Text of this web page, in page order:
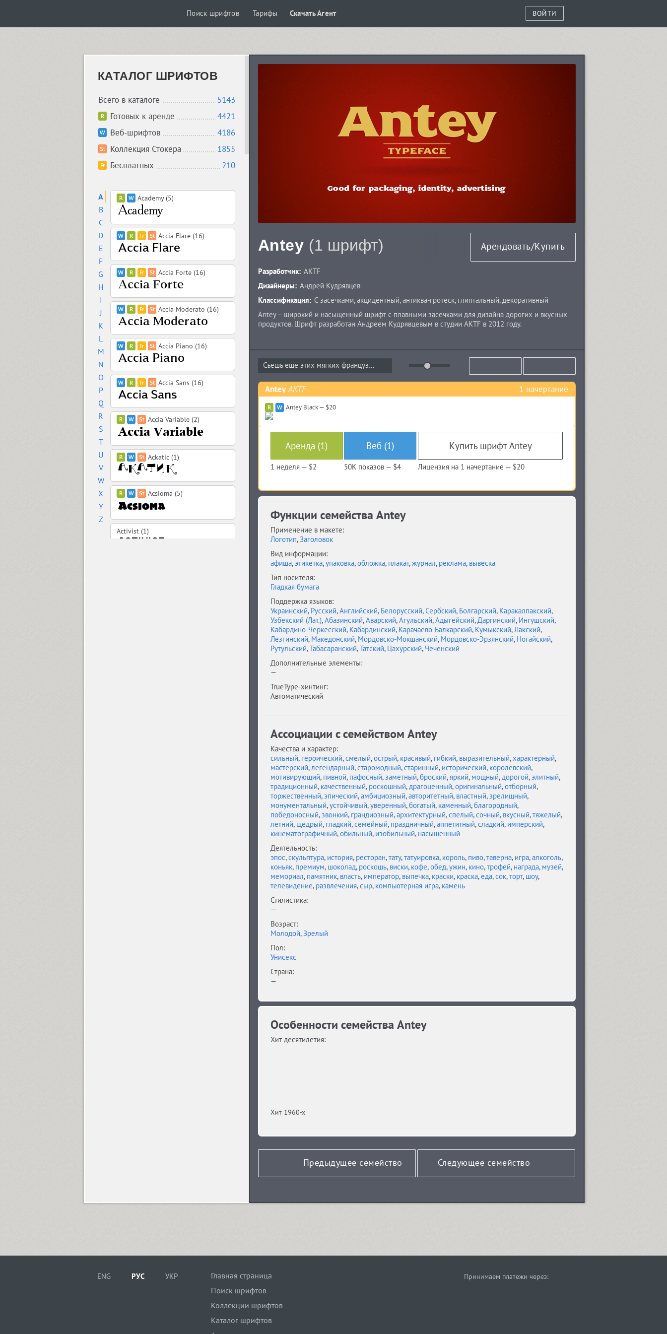
Поиск шрифтов Тарифы Скачать Агент ВОЙТИ
КАТАЛОГ ШРИФТОВ
Всего в каталоге
5143
Готовых к аренде
4421
Веб-шрифтов
4186
Коллекция Стокера
1855
Бесплатных
210
A
B
C
D
E
F
G
H
I
J
K
L
M
N
O
P
Q
R
S
T
U
V
W
X
Y
Z
Academy (5)
Accia Flare (16)
Accia Forte (16)
Accia Moderato (16)
Accia Piano (16)
Accia Sans (16)
Accia Variable (2)
Ackatic (1)
Acsioma (5)
Activist (1)
Algor (1)
Antey (1 шрифт) Арендовать/Купить
Разработчик: AKTF
Дизайнеры: Андрей Кудрявцев
Классификация: С засечками,акцидентный,антиква-гротеск, глиптальный,декоративный
Antey – широкий и насыщенный шрифт с плавными засечками для дизайна дорогих и вкусных
продуктов. Шрифт разработан Андреем Кудрявцевым в студии AKTF в 2012 году.
Съешь еще этих мягких французских...
Antey AKTF 1 начертание
Antey Black — $20
Аренда (1)
1 неделя — $2
Веб (1)
50K показов — $4
Купить шрифт Antey
Лицензия на 1 начертание — $20
Функции семейства Antey
Применение в макете:
Логотип,Заголовок
Вид информации:
афиша,этикетка,упаковка,обложка, плакат,журнал, реклама, вывеска
Тип носителя:
Гладкая бумага
Поддержка языков:
Украинский, Русский,Английский, Белорусский,Сербский, Болгарский, Каракалпакский,
Узбекский (Лат.),Абазинский,Аварский,Агульский,Адыгейский,Даргинский, Ингушский,
Кабардино-Черкесский, Кабардинский, Карачаево-Балкарский, Кумыкский,Лакский,
Лезгинский, Македонский, Мордовско-Мокшанский, Мордовско-Эрзянский, Ногайский,
Рутульский,Табасаранский,Татский, Цахурский, Чеченский
Дополнительные элементы:
—
TrueType-хинтинг:
Автоматический
Ассоциации c семейством Antey
Качества и характер:
сильный, героический,смелый,острый, красивый, гибкий, выразительный,характерный,
мастерский,легендарный,старомодный,старинный, исторический, королевский,
мотивирующий, пивной, пафосный,заметный,броский,яркий, мощный,дорогой,элитный,
традиционный, качественный, роскошный,драгоценный,оригинальный,отборный,
торжественный,эпический,амбициозный,авторитетный, властный,зрелищный,
монументальный,устойчивый,уверенный,богатый, каменный,благородный,
победоносный,звонкий, грандиозный,архитектурный,спелый,сочный, вкусный,тяжелый,
летний, щедрый, гладкий,семейный, праздничный,аппетитный,сладкий, имперский,
кинематографичный,обильный, изобильный, насыщенный
Деятельность:
эпос,скульптура, история, ресторан,тату,татуировка, король, пиво,таверна, игра,алкоголь,
коньяк, премиум, шоколад, роскошь, виски, кофе,обед,ужин, кино,трофей, награда, музей,
мемориал, памятник, власть, император, выпечка, краски, краска,еда,сок,торт, шоу,
телевидение, развлечения,сыр, компьютерная игра, камень
Стилистика:
—
Возраст:
Молодой,Зрелый
Пол:
Унисекс
Страна:
—
Особенности семейства Antey
Хит десятилетия:
Хит 1960-х
Предыдущее семейство Следующее семейство
ENG РУС УКР
Главная страница
Поиск шрифтов
Коллекции шрифтов
Каталог шрифтов
Принимаем платежи через: